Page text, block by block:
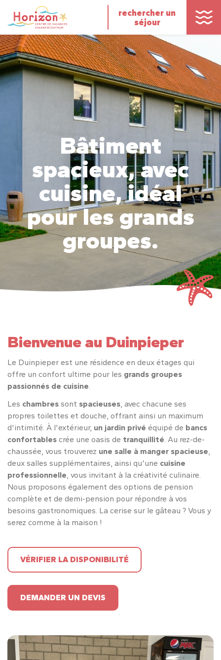
rechercher un
séjour
Bâtiment
spacieux, avec
cuisine, idéal
pour les grands
groupes.
Bienvenue au Duinpieper
Le Duinpieper est une résidence en deux étages qui
offre un confort ultime pour les grands groupes
passionnés de cuisine.
Les chambres sont spacieuses, avec chacune ses
propres toilettes et douche, offrant ainsi un maximum
d'intimité. À l'extérieur, un jardin privé équipé de bancs
confortables crée une oasis de tranquillité. Au rez-de-
chaussée, vous trouverez une salle à manger spacieuse,
deux salles supplémentaires, ainsi qu'une cuisine
professionnelle, vous invitant à la créativité culinaire.
Nous proposons également des options de pension
complète et de demi-pension pour répondre à vos
besoins gastronomiques. La cerise sur le gâteau ? Vous y
serez comme à la maison !
VÉRIFIER LA DISPONIBILITÉ
DEMANDER UN DEVIS